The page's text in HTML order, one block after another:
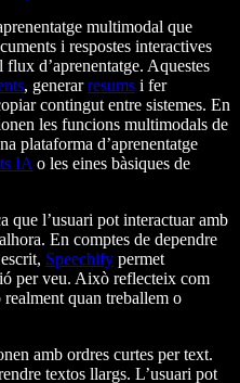
multimodal que
i respostes interactives
d’aprenentatge. Aquestes
, generarresums i fer
contingut entre sistemes. En
les funcions multimodals de
plataforma d’aprenentatge
IA o les eines bàsiques de
que l’usuari pot interactuar amb
En comptes de dependre
Speechify permet
per veu. Això reflecteix com
quan treballem o
amb ordres curtes per text.
textos llargs. L’usuari pot